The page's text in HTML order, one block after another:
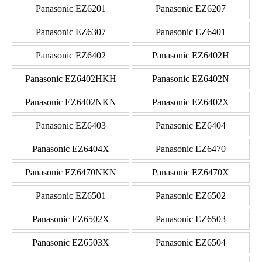
Panasonic EZ6201 Panasonic EZ6207
Panasonic EZ6307 Panasonic EZ6401
Panasonic EZ6402 Panasonic EZ6402H
Panasonic EZ6402HKH Panasonic EZ6402N
Panasonic EZ6402NKN Panasonic EZ6402X
Panasonic EZ6403 Panasonic EZ6404
Panasonic EZ6404X Panasonic EZ6470
Panasonic EZ6470NKN Panasonic EZ6470X
Panasonic EZ6501 Panasonic EZ6502
Panasonic EZ6502X Panasonic EZ6503
Panasonic EZ6503X Panasonic EZ6504